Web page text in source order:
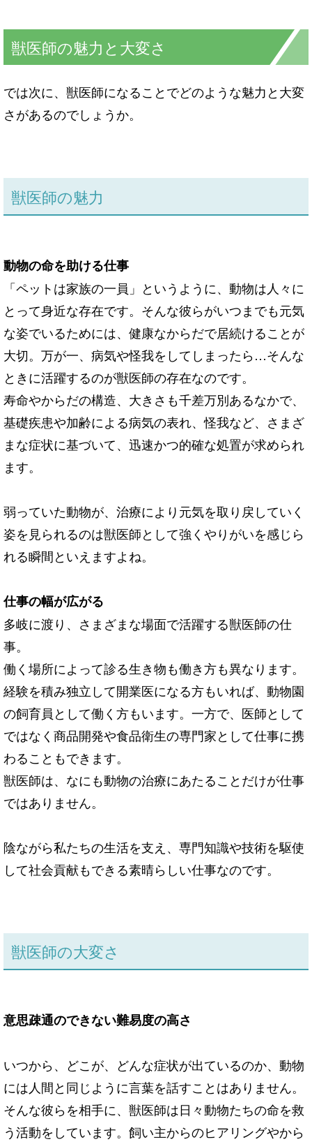
獣医師の魅力と大変さ
では次に、獣医師になることでどのような魅力と大変
さがあるのでしょうか。
獣医師の魅力
動物の命を助ける仕事
「ペットは家族の一員」というように、動物は人々に
とって身近な存在です。そんな彼らがいつまでも元気
な姿でいるためには、健康なからだで居続けることが
大切。万が一、病気や怪我をしてしまったら…そんな
ときに活躍するのが獣医師の存在なのです。
寿命やからだの構造、大きさも千差万別あるなかで、
基礎疾患や加齢による病気の表れ、怪我など、さまざ
まな症状に基づいて、迅速かつ的確な処置が求められ
ます。
弱っていた動物が、治療により元気を取り戻していく
姿を見られるのは獣医師として強くやりがいを感じら
れる瞬間といえますよね。
仕事の幅が広がる
多岐に渡り、さまざまな場面で活躍する獣医師の仕
事。
働く場所によって診る生き物も働き方も異なります。
経験を積み独立して開業医になる方もいれば、動物園
の飼育員として働く方もいます。一方で、医師として
ではなく商品開発や食品衛生の専門家として仕事に携
わることもできます。
獣医師は、なにも動物の治療にあたることだけが仕事
ではありません。
陰ながら私たちの生活を支え、専門知識や技術を駆使
して社会貢献もできる素晴らしい仕事なのです。
獣医師の大変さ
意思疎通のできない難易度の高さ
いつから、どこが、どんな症状が出ているのか、動物
には人間と同じように言葉を話すことはありません。
そんな彼らを相手に、獣医師は日々動物たちの命を救
う活動をしています。飼い主からのヒアリングやから